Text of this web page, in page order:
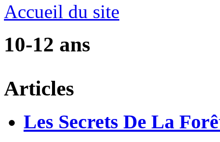
Accueil du site
10-12 ans
Articles
Les Secrets De La